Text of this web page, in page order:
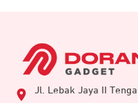
Jl. Lebak Jaya II